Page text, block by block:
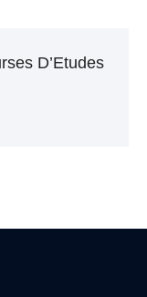
D’Etudes